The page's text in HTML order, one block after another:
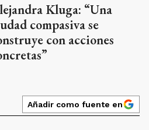
Kluga: “Una
compasiva se
con acciones
Añadir como fuente en